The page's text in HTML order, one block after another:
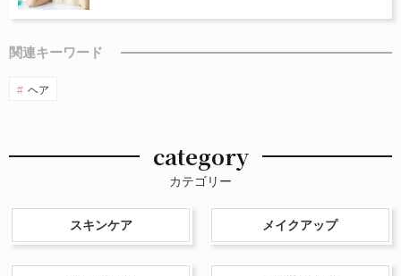
関連キーワード
ヘア
category
カテゴリー
スキンケア メイクアップ